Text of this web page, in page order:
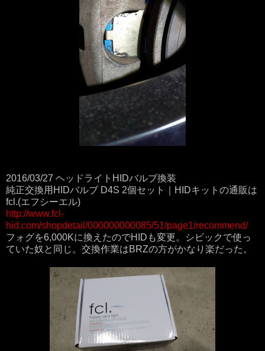
2016/03/27 ヘッドライトHIDバルブ換装
純正交換用HIDバルブ D4S 2個セット｜HIDキットの通販は
fcl.(エフシーエル)
http://www.fcl-
hid.com/shopdetail/000000000085/51/page1/recommend/
フォグを6,000Kに換えたのでHIDも変更。シビックで使っ
ていた奴と同じ。交換作業はBRZの方がかなり楽だった。